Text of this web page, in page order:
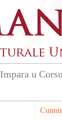
Impara u Corsu